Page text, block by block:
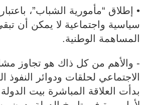
• إطلاق “مأمورية الشباب”،
سياسية واجتماعية لا يمكن أن
المساهمة الوطنية.
- والأهم من كل ذاك هو تجاوز
الاجتماعي لحلقات ودوائر
بدأت العلاقة المباشرة بيت